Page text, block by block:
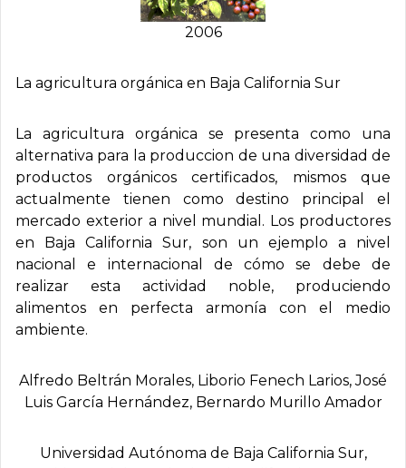
2006
La agricultura orgánica en Baja California Sur
La agricultura orgánica se presenta como una
alternativa para la produccion de una diversidad de
productos orgánicos certificados, mismos que
actualmente tienen como destino principal el
mercado exterior a nivel mundial. Los productores
en Baja California Sur, son un ejemplo a nivel
nacional e internacional de cómo se debe de
realizar esta actividad noble, produciendo
alimentos en perfecta armonía con el medio
ambiente.
Alfredo Beltrán Morales, Liborio Fenech Larios, José
Luis Garcí­a Hernández, Bernardo Murillo Amador
Universidad Autónoma de Baja California Sur,